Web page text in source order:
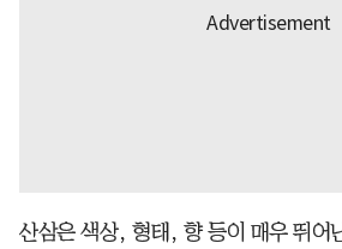
산삼은 색상, 형태, 향 등이 매우 뛰어